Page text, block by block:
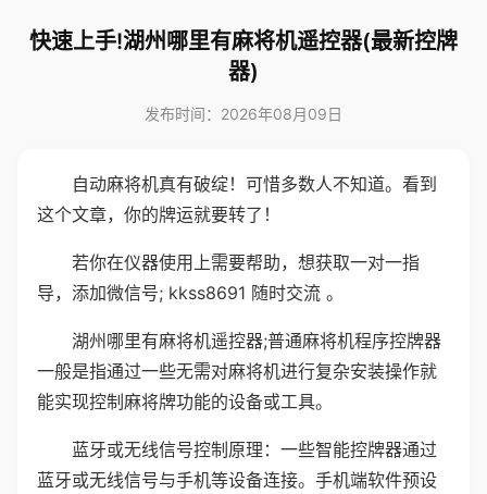
快速上手!湖州哪里有麻将机遥控器(最新控牌
器)
发布时间：2026年08月09日
自动麻将机真有破绽！可惜多数人不知道。看到
这个文章，你的牌运就要转了！
若你在仪器使用上需要帮助，想获取一对一指
导，添加微信号; kkss8691 随时交流 。
湖州哪里有麻将机遥控器;普通麻将机程序控牌器
一般是指通过一些无需对麻将机进行复杂安装操作就
能实现控制麻将牌功能的设备或工具。
蓝牙或无线信号控制原理：一些智能控牌器通过
蓝牙或无线信号与手机等设备连接。手机端软件预设